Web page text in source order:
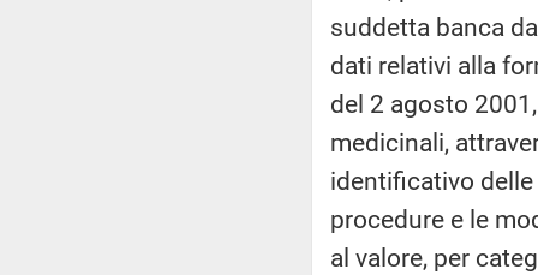
suddetta banca
dati relativi alla
del 2 agosto
medicinali,
identificativo
procedure e le
al valore, per